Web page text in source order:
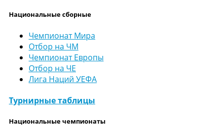
Национальные сборные
Чемпионат Мира
Отбор на ЧМ
Чемпионат Европы
Отбор на ЧЕ
Лига Наций УЕФА
Турнирные таблицы
Национальные чемпионаты